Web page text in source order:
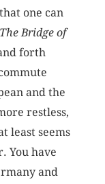
one can
The Bridge of
forth
and the
restless,
least seems
You have
and